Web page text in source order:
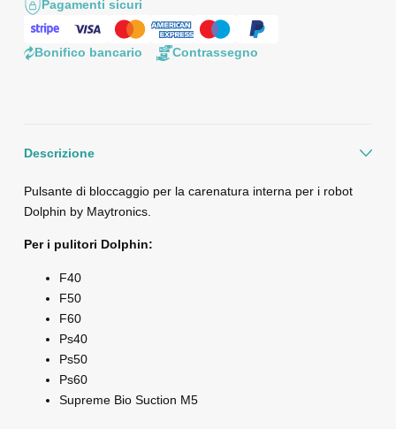
Pagamenti sicuri
Bonifico bancario Contrassegno
Descrizione
Pulsante di bloccaggio per la carenatura interna per i robot
Dolphin by Maytronics.
Per i pulitori Dolphin:
F40
F50
F60
Ps40
Ps50
Ps60
Supreme Bio Suction M5